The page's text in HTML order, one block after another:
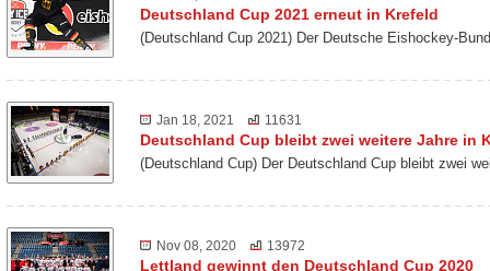
Deutschland Cup 2021 erneut in Krefeld
(Deutschland Cup 2021) Der Deutsche Eishockey-
Jan 18, 2021 11631
Deutschland Cup bleibt zwei weitere Jahre in
(Deutschland Cup) Der Deutschland Cup bleibt zwei
Nov 08, 2020 13972
Lettland gewinnt den Deutschland Cup 2020